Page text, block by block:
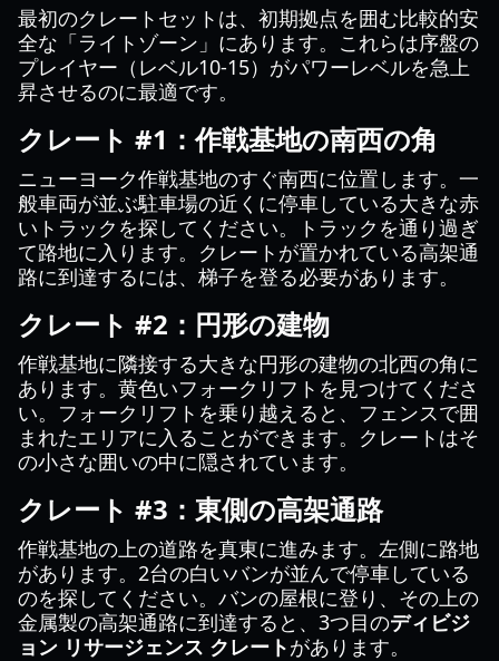
最初のクレートセットは、初期拠点を囲む比較的安
全な「ライトゾーン」にあります。これらは序盤の
プレイヤー（レベル10-15）がパワーレベルを急上
昇させるのに最適です。
クレート #1：作戦基地の南西の角
ニューヨーク作戦基地のすぐ南西に位置します。一
般車両が並ぶ駐車場の近くに停車している大きな赤
いトラックを探してください。トラックを通り過ぎ
て路地に入ります。クレートが置かれている高架通
路に到達するには、梯子を登る必要があります。
クレート #2：円形の建物
作戦基地に隣接する大きな円形の建物の北西の角に
あります。黄色いフォークリフトを見つけてくださ
い。フォークリフトを乗り越えると、フェンスで囲
まれたエリアに入ることができます。クレートはそ
の小さな囲いの中に隠されています。
クレート #3：東側の高架通路
作戦基地の上の道路を真東に進みます。左側に路地
があります。2台の白いバンが並んで停車している
のを探してください。バンの屋根に登り、その上の
金属製の高架通路に到達すると、3つ目のディビジ
ョン リサージェンス クレートがあります。